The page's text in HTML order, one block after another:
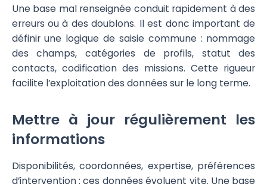
Une base mal renseignée conduit rapidement à des
erreurs ou à des doublons. Il est donc important de
définir une logique de saisie commune : nommage
des champs, catégories de profils, statut des
contacts, codification des missions. Cette rigueur
facilite l’exploitation des données sur le long terme.
Mettre à jour régulièrement les
informations
Disponibilités, coordonnées, expertise, préférences
d’intervention : ces données évoluent vite. Une base